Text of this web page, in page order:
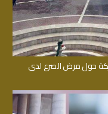
حول مرض الصرع لدى